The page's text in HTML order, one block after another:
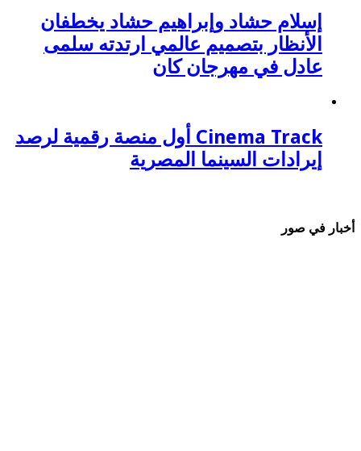
إسلام حشاد وإبراهيم حشاد يخطفان
الأنظار بتصميم عالمي ارتدته سلمى
عادل في مهرجان كان
Cinema Track أول منصة رقمية لرصد
إيرادات السينما المصرية
أخبار في صور